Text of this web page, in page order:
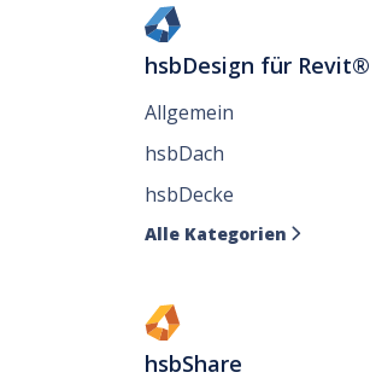
hsbDesign für Revit®
Allgemein
hsbDach
hsbDecke
Alle Kategorien 
hsbShare